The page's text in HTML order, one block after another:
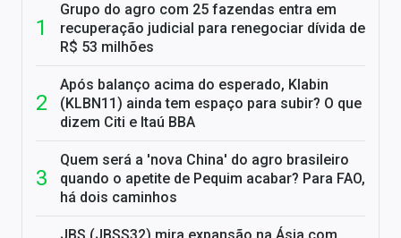
Grupo do agro com 25 fazendas entra em
recuperação judicial para renegociar dívida de
R$ 53 milhões
Após balanço acima do esperado, Klabin
(KLBN11) ainda tem espaço para subir? O que
dizem Citi e Itaú BBA
Quem será a 'nova China' do agro brasileiro
quando o apetite de Pequim acabar? Para FAO,
há dois caminhos